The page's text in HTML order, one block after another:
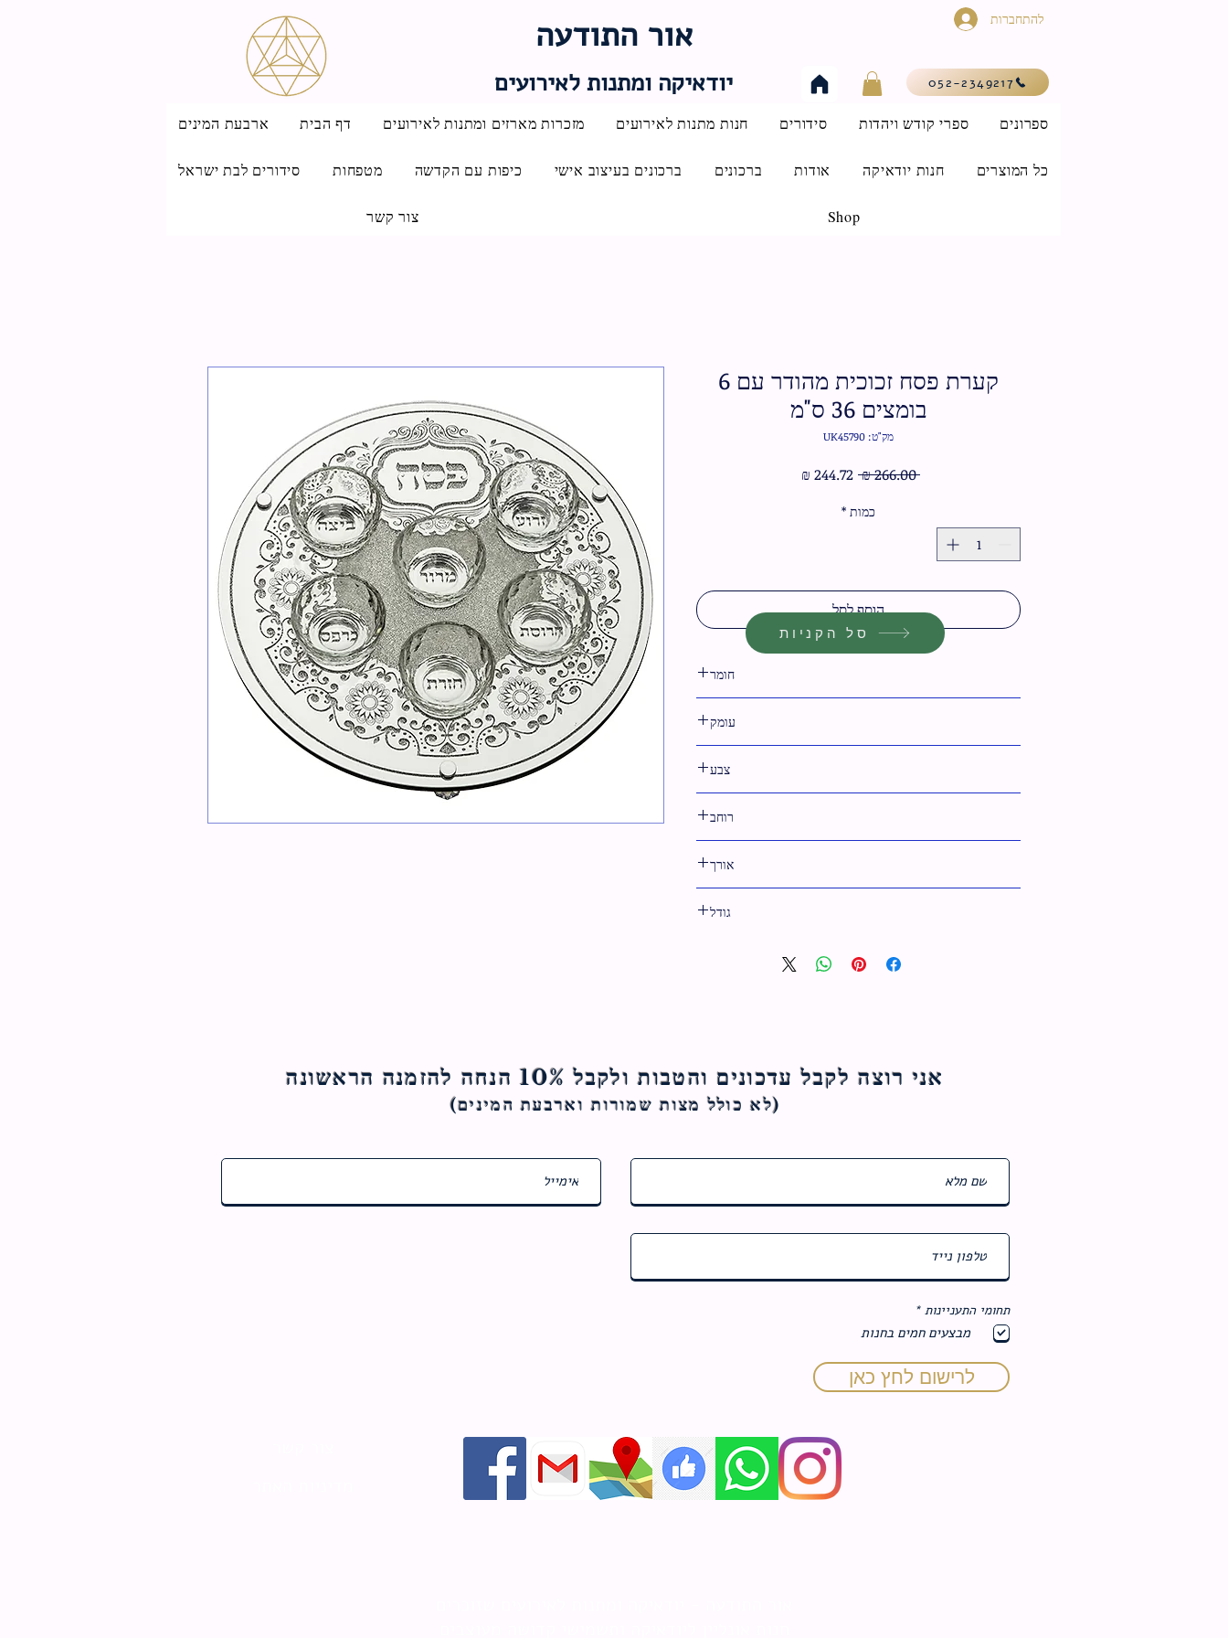
אור התודעה
יודאיקה ומתנות לאירועים
להתחברות
052-2349217
ארבעת המינים דף הבית מזכרות מארזים ומתנות לאירועים חנות מתנות לאירועים סידורים ספרי קודש ויהדות ספרונים
סידורים לבת ישראל מטפחות כיפות עם הקדשה ברכונים בעיצוב אישי ברכונים אודות חנות יודאיקה כל המוצרים
צור קשר Shop
קערת פסח זכוכית מהודר עם 6
בומצים 36 ס"מ
מק"ט: UK45790
‏266.00 ‏₪
מחיר
כמות *
הוסף לסל
חומר
עומק
צבע
רוחב
אורך
גודל
סל הקניות
אני רוצה לקבל עדכונים והטבות ולקבל 10% הנחה להזמנה הראשונה
(לא כולל מצות שמורות וארבעת המינים)
תחומי התעניינות *
ב
מבצעים חמים בחנות
לרישום לחץ כאן